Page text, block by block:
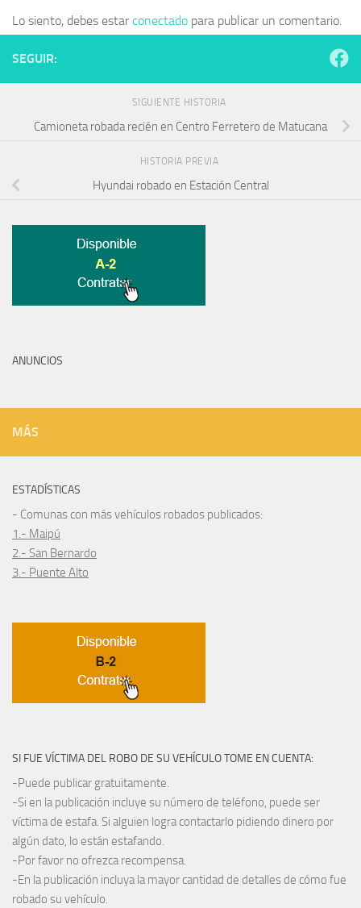
Lo siento, debes estarconectado para publicar un comentario.
SEGUIR:
SIGUIENTE HISTORIA
Camioneta robada recién en Centro Ferretero de Matucana
HISTORIA PREVIA
Hyundai robado en Estación Central
ANUNCIOS
MÁS
ESTADÍSTICAS
- Comunas con más vehículos robados publicados:
1.- Maipú
2.- San Bernardo
3.- Puente Alto
SI FUE VÍCTIMA DEL ROBO DE SU VEHÍCULO TOME EN CUENTA:
-Puede publicar gratuitamente.
-Si en la publicación incluye su número de teléfono, puede ser
víctima de estafa. Si alguien logra contactarlo pidiendo dinero por
algún dato, lo están estafando.
-Por favor no ofrezca recompensa.
-En la publicación incluya la mayor cantidad de detalles de cómo fue
robado su vehículo.